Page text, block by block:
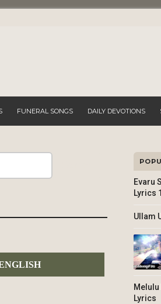
FUNERAL SONGS DAILY DEVOTIONS
Evaru
Lyrics
Ullam
Lyrics